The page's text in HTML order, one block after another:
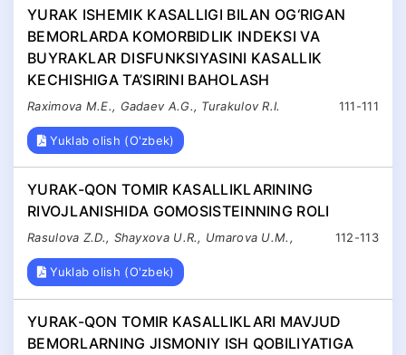
YURAK ISHEMIK KASALLIGI BILAN OG‘RIGAN
BEMORLARDA KOMORBIDLIK INDEKSI VA
BUYRAKLAR DISFUNKSIYASINI KASALLIK
KECHISHIGA TA’SIRINI BAHOLASH
111-111
Raximova M.E., Gadaev A.G., Turakulov R.I.
Yuklab olish (O'zbek)
YURAK-QON TOMIR KASALLIKLARINING
RIVOJLANISHIDA GOMOSISTEINNING ROLI
112-113
Rasulova Z.D., Shayxova U.R., Umarova U.M.,
Yuklab olish (O'zbek)
YURAK-QON TOMIR KASALLIKLARI MAVJUD
BEMORLARNING JISMONIY ISH QOBILIYATIGA